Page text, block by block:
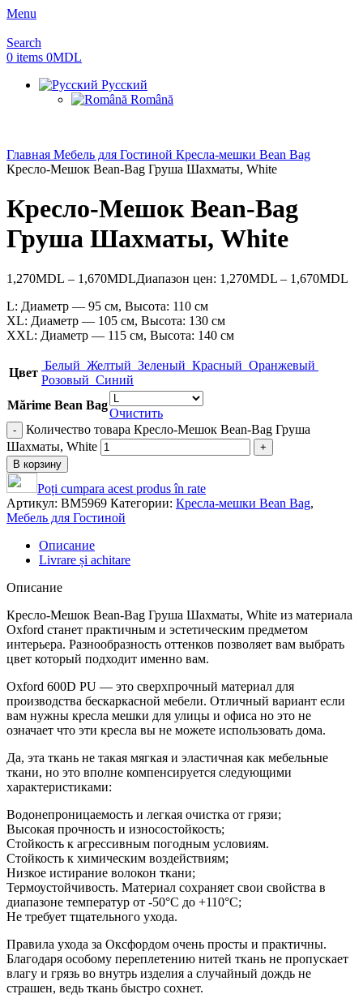
Menu
Search
0 items 0MDL
Русский
Română
Главная Мебель для Гостиной Кресла-мешки Bean Bag
Кресло-Мешок Bean-Bag Груша Шахматы, White
Кресло-Мешок Bean-Bag
Груша Шахматы, White
1,270MDL – 1,670MDLДиапазон цен: 1,270MDL – 1,670MDL
L: Диаметр — 95 см, Высота: 110 см
XL: Диаметр — 105 см, Высота: 130 см
XXL: Диаметр — 115 см, Высота: 140 см
Цвет
Белый Желтый Зеленый Красный Оранжевый
Розовый Синий
Mărime Bean Bag
Очистить
Количество товара Кресло-Мешок Bean-Bag Груша
Шахматы, White
В корзину
Poți cumpara acest produs în rate
Артикул: BM5969 Категории: Кресла-мешки Bean Bag,
Мебель для Гостиной
Описание
Livrare și achitare
Описание
Кресло-Мешок Bean-Bag Груша Шахматы, White из материала
Oxford станет практичным и эстетическим предметом
интерьера. Разнообразность оттенков позволяет вам выбрать
цвет который подходит именно вам.
Oxford 600D PU — это сверхпрочный материал для
производства бескаркасной мебели. Отличный вариант если
вам нужны кресла мешки для улицы и офиса но это не
означает что эти кресла вы не можете использовать дома.
Да, эта ткань не такая мягкая и эластичная как мебельные
ткани, но это вполне компенсируется следующими
характеристиками:
Водонепроницаемость и легкая очистка от грязи;
Высокая прочность и износостойкость;
Стойкость к агрессивным погодным условиям.
Стойкость к химическим воздействиям;
Низкое истирание волокон ткани;
Термоустойчивость. Материал сохраняет свои свойства в
диапазоне температур от -50°С до +110°С;
Не требует тщательного ухода.
Правила ухода за Оксфордом очень просты и практичны.
Благодаря особому переплетению нитей ткань не пропускает
влагу и грязь во внутрь изделия а случайный дождь не
страшен, ведь ткань быстро сохнет.